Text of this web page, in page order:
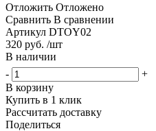
Отложить Отложено
Сравнить В сравнении
Артикул DTOY02
320 руб. /шт
В наличии
-
+
В корзину
Купить в 1 клик
Рассчитать доставку
Поделиться